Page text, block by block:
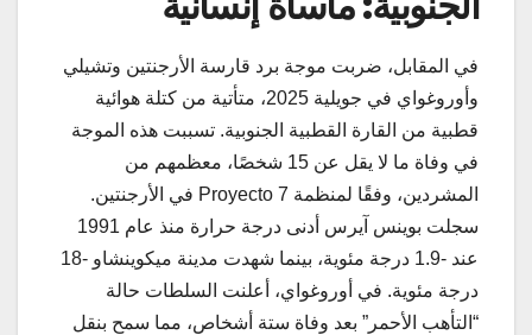
في المقابل، ضربت موجة برد قارسة الأرجنتين وتشيلي
وأوروغواي في جويلية 2025، متأتية من كتلة هوائية
قطبية من القارة القطبية الجنوبية. تسببت هذه الموجة
في وفاة ما لا يقل عن 15 شخصًا، معظمهم من
المشردين، وفقًا لمنظمة Proyecto 7 في الأرجنتين.
سجلت بوينس آيرس أدنى درجة حرارة منذ عام 1991
عند -1.9 درجة مئوية، بينما شهدت مدينة ميكوينشاو -18
درجة مئوية. في أوروغواي، أعلنت السلطات حالة
“التأهب الأحمر” بعد وفاة ستة أشخاص، مما سمح بنقل